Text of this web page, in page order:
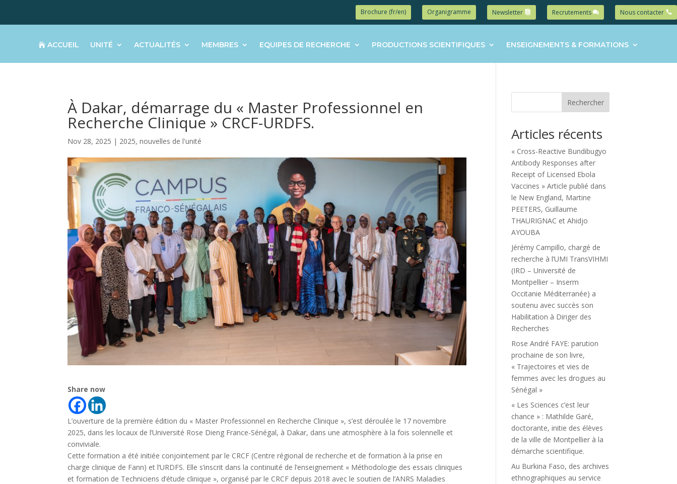
Brochure (fr/en) Organigramme Newsletter Recrutements Nous contacter
ACCUEIL UNITÉ ACTUALITÉS MEMBRES EQUIPES DE RECHERCHE PRODUCTIONS SCIENTIFIQUES ENSEIGNEMENTS & FORMATIONS
À Dakar, démarrage du « Master Professionnel en
Recherche Clinique » CRCF-URDFS.
Nov 28, 2025 | 2025,nouvelles de l'unité
Share now
L’ouverture de la première édition du « Master Professionnel en Recherche Clinique », s’est déroulée le 17 novembre
2025, dans les locaux de l’Université Rose Dieng France-Sénégal, à Dakar, dans une atmosphère à la fois solennelle et
conviviale.
Cette formation a été initiée conjointement par le CRCF (Centre régional de recherche et de formation à la prise en
charge clinique de Fann) et l’URDFS. Elle s’inscrit dans la continuité de l’enseignement « Méthodologie des essais cliniques
et formation de Techniciens d’étude clinique », organisé par le CRCF depuis 2018 avec le soutien de l’ANRS Maladies
Rechercher
Articles récents
« Cross-Reactive Bundibugyo
Antibody Responses after
Receipt of Licensed Ebola
Vaccines » Article publié dans
le New England, Martine
PEETERS, Guillaume
THAURIGNAC et Ahidjo
AYOUBA
Jérémy Campillo, chargé de
recherche à l’UMI TransVIHMI
(IRD – Université de
Montpellier – Inserm
Occitanie Méditerranée) a
soutenu avec succès son
Habilitation à Diriger des
Recherches
Rose André FAYE: parution
prochaine de son livre,
« Trajectoires et vies de
femmes avec les drogues au
Sénégal »
« Les Sciences c’est leur
chance » : Mathilde Garé,
doctorante, initie des élèves
de la ville de Montpellier à la
démarche scientifique.
Au Burkina Faso, des archives
ethnographiques au service